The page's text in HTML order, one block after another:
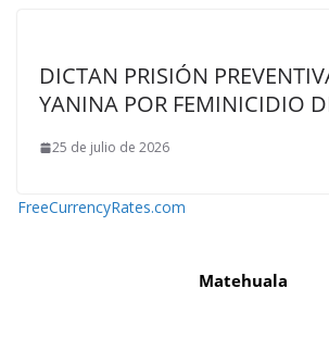
DICTAN PRISIÓN
YANINA POR FEMINICIDIO
25 de julio de 2026
FreeCurrencyRates.com
Matehuala